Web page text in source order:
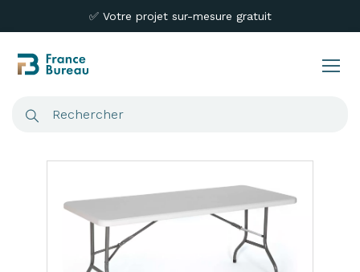
✅ Votre projet sur-mesure gratuit